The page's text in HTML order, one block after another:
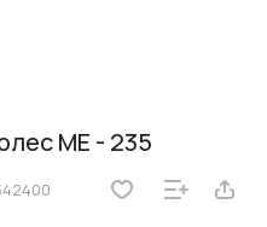
ME - 235